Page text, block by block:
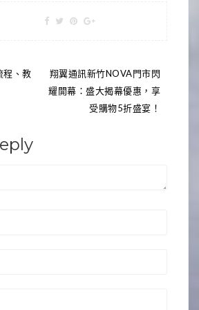
程、教
翔翼通訊新竹NOVA門市閃
耀開幕：盛大揭幕優惠，享
受購物5折盛宴！